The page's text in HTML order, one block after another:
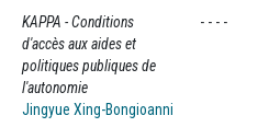
KAPPA - Conditions
d'accès aux aides et
politiques publiques de
l'autonomie
Jingyue Xing-Bongioanni
- - - -